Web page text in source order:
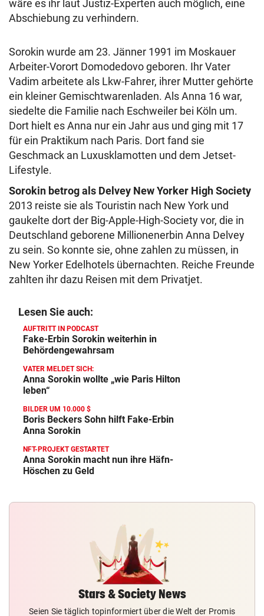
wäre es ihr laut Justiz-Experten auch möglich, eine
Abschiebung zu verhindern.
Sorokin wurde am 23. Jänner 1991 im Moskauer
Arbeiter-Vorort Domodedovo geboren. Ihr Vater
Vadim arbeitete als Lkw-Fahrer, ihrer Mutter gehörte
ein kleiner Gemischtwarenladen. Als Anna 16 war,
siedelte die Familie nach Eschweiler bei Köln um.
Dort hielt es Anna nur ein Jahr aus und ging mit 17
für ein Praktikum nach Paris. Dort fand sie
Geschmack an Luxusklamotten und dem Jetset-
Lifestyle.
Sorokin betrog als Delvey New Yorker High Society
2013 reiste sie als Touristin nach New York und
gaukelte dort der Big-Apple-High-Society vor, die in
Deutschland geborene Millionenerbin Anna Delvey
zu sein. So konnte sie, ohne zahlen zu müssen, in
New Yorker Edelhotels übernachten. Reiche Freunde
zahlten ihr dazu Reisen mit dem Privatjet.
Lesen Sie auch:
AUFTRITT IN PODCAST
Fake-Erbin Sorokin weiterhin in
Behördengewahrsam
VATER MELDET SICH:
Anna Sorokin wollte „wie Paris Hilton
leben“
BILDER UM 10.000 $
Boris Beckers Sohn hilft Fake-Erbin
Anna Sorokin
NFT-PROJEKT GESTARTET
Anna Sorokin macht nun ihre Häfn-
Höschen zu Geld
Stars & Society News
Seien Sie täglich topinformiert über die Welt der Promis